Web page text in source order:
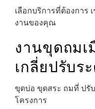
เลือกบริการที่ต้องการ
งานของคุณ
งานขุดถม
เกลี่ยปรับร
ขุดบ่อ ขุดสระ ถมที่ ปรั
โครงการ